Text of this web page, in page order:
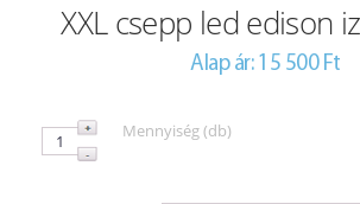
XXL csepp led edison
Alap ár: 15 500 Ft
Mennyiség (db)